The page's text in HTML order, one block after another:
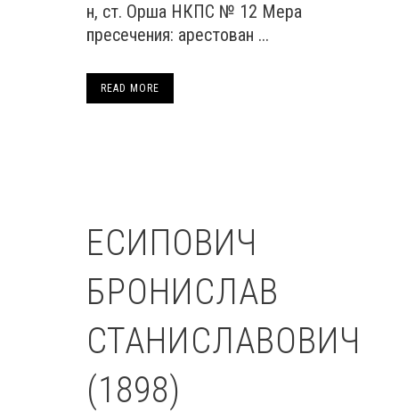
н, ст. Орша НКПС № 12 Мера
пресечения: арестован ...
READ MORE
ЕСИПОВИЧ
БРОНИСЛАВ
СТАНИСЛАВОВИЧ
(1898)